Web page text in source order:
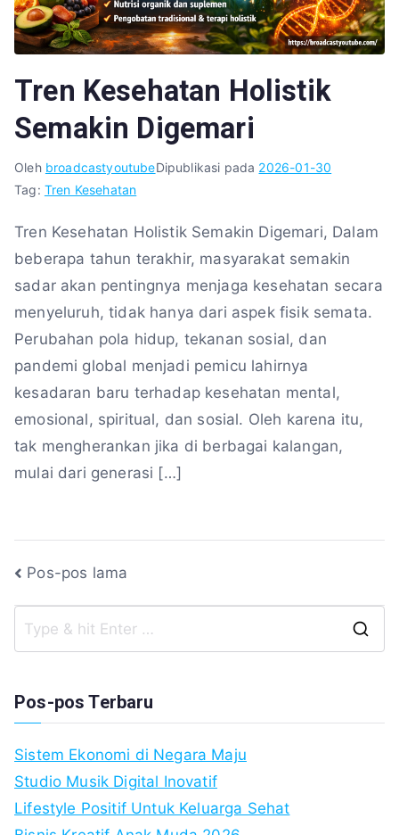
Tren Kesehatan Holistik
Semakin Digemari
Oleh broadcastyoutubeDipublikasi pada 2026-01-30
Tag: Tren Kesehatan
Tren Kesehatan Holistik Semakin Digemari, Dalam
beberapa tahun terakhir, masyarakat semakin
sadar akan pentingnya menjaga kesehatan secara
menyeluruh, tidak hanya dari aspek fisik semata.
Perubahan pola hidup, tekanan sosial, dan
pandemi global menjadi pemicu lahirnya
kesadaran baru terhadap kesehatan mental,
emosional, spiritual, dan sosial. Oleh karena itu,
tak mengherankan jika di berbagai kalangan,
mulai dari generasi […]
Navigasi
pos
Pos-pos lama
Pos-pos Terbaru
Sistem Ekonomi di Negara Maju
Studio Musik Digital Inovatif
Lifestyle Positif Untuk Keluarga Sehat